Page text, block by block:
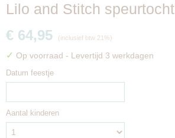
Lilo and Stitch speurtocht
€ 64,95 (inclusief btw 21%)
✓ Op voorraad - Levertijd 3 werkdagen
Datum feestje
Aantal kinderen